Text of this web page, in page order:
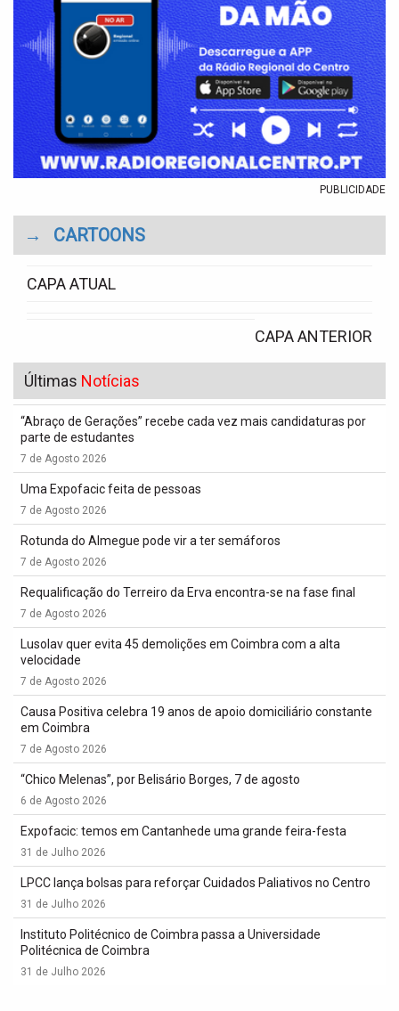
PUBLICIDADE
→ CARTOONS
CAPA ATUAL
CAPA ANTERIOR
Últimas Notícias
“Abraço de Gerações” recebe cada vez mais candidaturas por
parte de estudantes
7 de Agosto 2026
Uma Expofacic feita de pessoas
7 de Agosto 2026
Rotunda do Almegue pode vir a ter semáforos
7 de Agosto 2026
Requalificação do Terreiro da Erva encontra-se na fase final
7 de Agosto 2026
Lusolav quer evita 45 demolições em Coimbra com a alta
velocidade
7 de Agosto 2026
Causa Positiva celebra 19 anos de apoio domiciliário constante
em Coimbra
7 de Agosto 2026
“Chico Melenas”, por Belisário Borges, 7 de agosto
6 de Agosto 2026
Expofacic: temos em Cantanhede uma grande feira-festa
31 de Julho 2026
LPCC lança bolsas para reforçar Cuidados Paliativos no Centro
31 de Julho 2026
Instituto Politécnico de Coimbra passa a Universidade
Politécnica de Coimbra
31 de Julho 2026